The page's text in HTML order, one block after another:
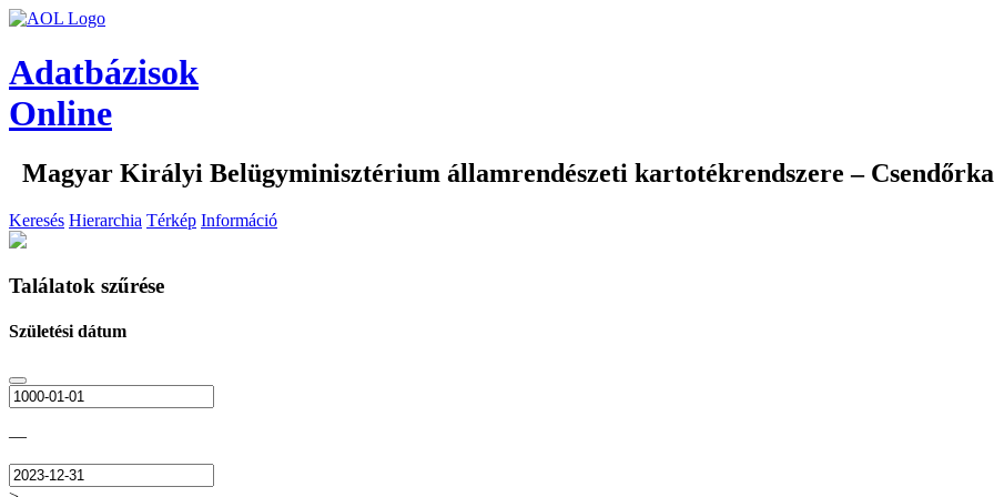
Adatbázisok
Online
Magyar Királyi Belügyminisztérium államrendészeti kartotékrendszere –
Keresés Hierarchia Térkép Információ
Találatok szűrése
Születési dátum
—